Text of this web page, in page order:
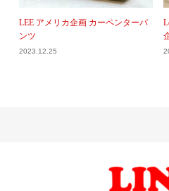
LEE アメリカ企画 カーペンターパ
ンツ
2023.12.25